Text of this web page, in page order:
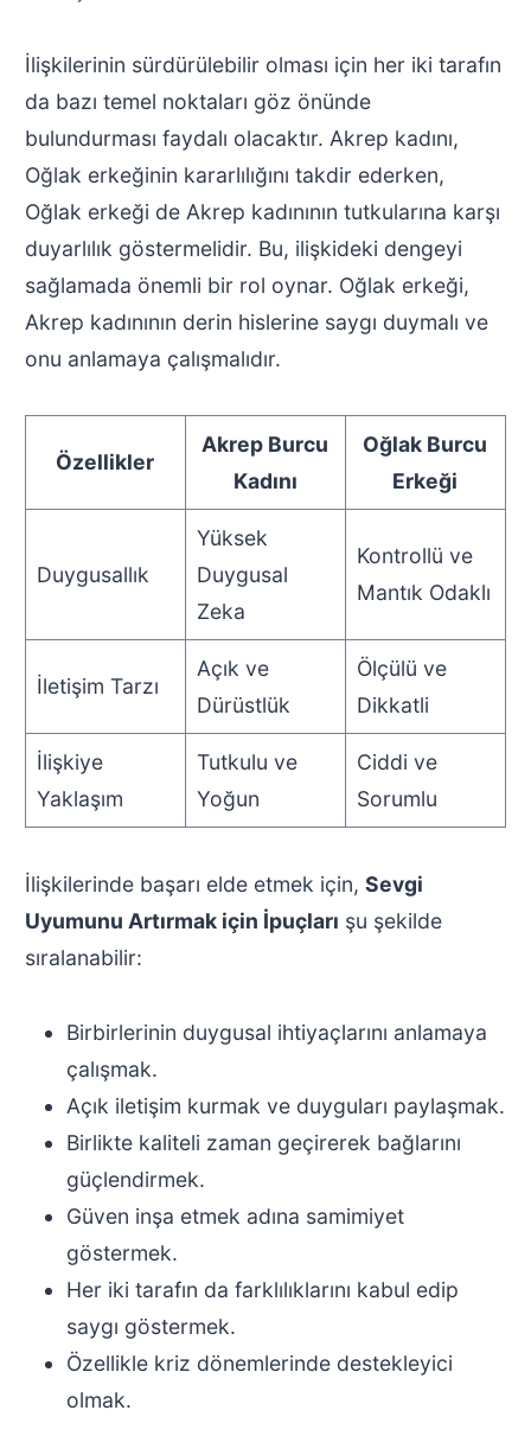
İlişkilerinin sürdürülebilir olması için her iki tarafın
da bazı temel noktaları göz önünde
bulundurması faydalı olacaktır. Akrep kadını,
Oğlak erkeğinin kararlılığını takdir ederken,
Oğlak erkeği de Akrep kadınının tutkularına karşı
duyarlılık göstermelidir. Bu, ilişkideki dengeyi
sağlamada önemli bir rol oynar. Oğlak erkeği,
Akrep kadınının derin hislerine saygı duymalı ve
onu anlamaya çalışmalıdır.
Özellikler
Akrep Burcu
Kadını
Oğlak Burcu
Erkeği
Duygusallık
Yüksek
Duygusal
Zeka
Kontrollü ve
Mantık Odaklı
İletişim Tarzı
Açık ve
Dürüstlük
Ölçülü ve
Dikkatli
İlişkiye
Yaklaşım
Tutkulu ve
Yoğun
Ciddi ve
Sorumlu
İlişkilerinde başarı elde etmek için, Sevgi
Uyumunu Artırmak için İpuçları şu şekilde
sıralanabilir:
Birbirlerinin duygusal ihtiyaçlarını anlamaya
çalışmak.
Açık iletişim kurmak ve duyguları paylaşmak.
Birlikte kaliteli zaman geçirerek bağlarını
güçlendirmek.
Güven inşa etmek adına samimiyet
göstermek.
Her iki tarafın da farklılıklarını kabul edip
saygı göstermek.
Özellikle kriz dönemlerinde destekleyici
olmak.